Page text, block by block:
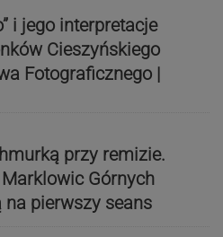
i jego interpretacje
Cieszyńskiego
Fotograficznego |
przy remizie.
Górnych
na pierwszy seans